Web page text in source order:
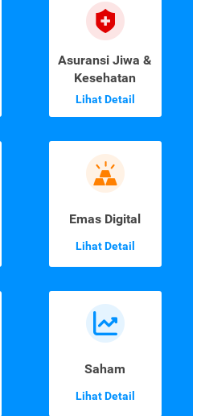
Asuransi Jiwa &
Kesehatan
Lihat Detail
Emas Digital
Lihat Detail
Saham
Lihat Detail